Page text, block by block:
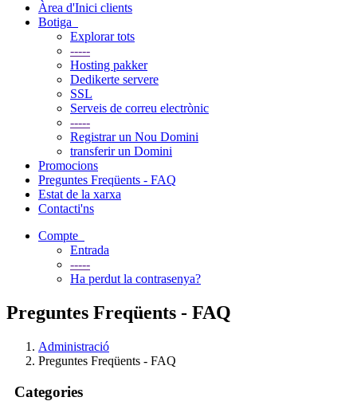
Àrea d'Inici clients
Botiga
Explorar tots
-----
Hosting pakker
Dedikerte servere
SSL
Serveis de correu electrònic
-----
Registrar un Nou Domini
transferir un Domini
Promocions
Preguntes Freqüents - FAQ
Estat de la xarxa
Contacti'ns
Compte
Entrada
-----
Ha perdut la contrasenya?
Preguntes Freqüents - FAQ
Administració
Preguntes Freqüents - FAQ
Categories